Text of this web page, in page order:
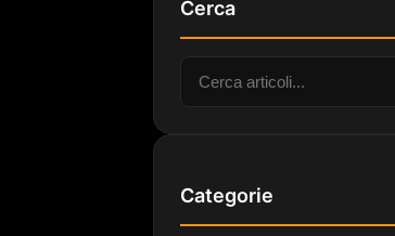
Cerca
Cerca:
Categorie